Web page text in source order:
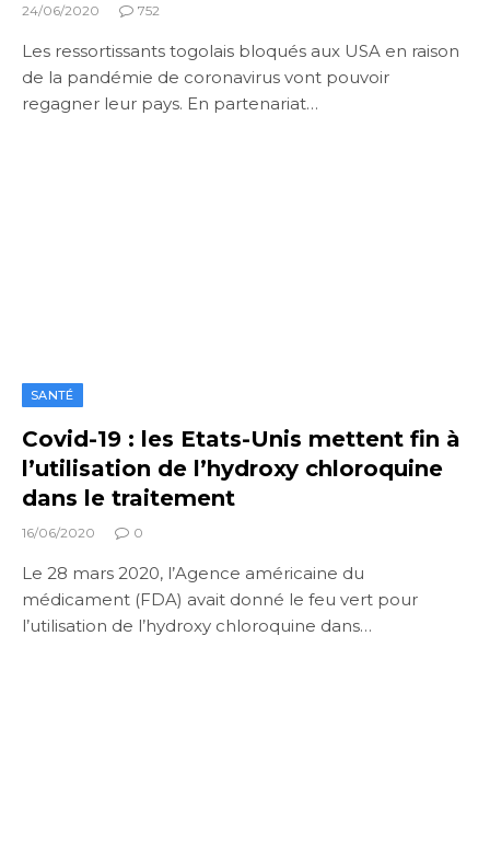
24/06/2020 752
Les ressortissants togolais bloqués aux USA en raison
de la pandémie de coronavirus vont pouvoir
regagner leur pays. En partenariat…
SANTÉ
Covid-19 : les Etats-Unis mettent fin à
l’utilisation de l’hydroxy chloroquine
dans le traitement
16/06/2020 0
Le 28 mars 2020, l’Agence américaine du
médicament (FDA) avait donné le feu vert pour
l’utilisation de l’hydroxy chloroquine dans…